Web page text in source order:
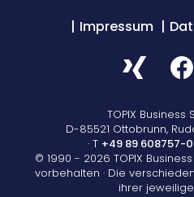
Informationen per E-Mail
Abmeldung und
Impressum
TOPIX Business
D-85521 Ottobrunn,
· T +49 89 608757-0
© 1990 - 2026 TOPIX
vorbehalten · Die
ihrer